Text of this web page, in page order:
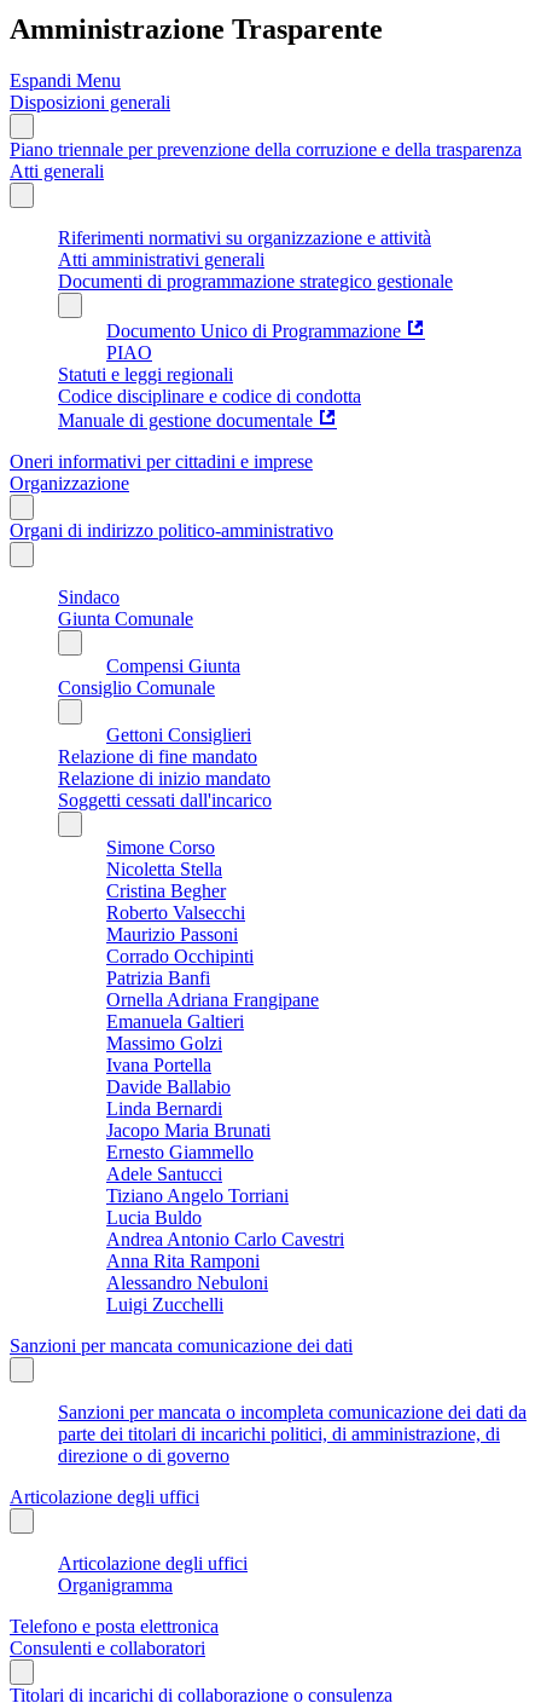
Amministrazione Trasparente
Espandi Menu
Disposizioni generali
Piano triennale per prevenzione della corruzione e della trasparenza
Atti generali
Riferimenti normativi su organizzazione e attività
Atti amministrativi generali
Documenti di programmazione strategico gestionale
Documento Unico di Programmazione
PIAO
Statuti e leggi regionali
Codice disciplinare e codice di condotta
Manuale di gestione documentale
Oneri informativi per cittadini e imprese
Organizzazione
Organi di indirizzo politico-amministrativo
Sindaco
Giunta Comunale
Compensi Giunta
Consiglio Comunale
Gettoni Consiglieri
Relazione di fine mandato
Relazione di inizio mandato
Soggetti cessati dall'incarico
Simone Corso
Nicoletta Stella
Cristina Begher
Roberto Valsecchi
Maurizio Passoni
Corrado Occhipinti
Patrizia Banfi
Ornella Adriana Frangipane
Emanuela Galtieri
Massimo Golzi
Ivana Portella
Davide Ballabio
Linda Bernardi
Jacopo Maria Brunati
Ernesto Giammello
Adele Santucci
Tiziano Angelo Torriani
Lucia Buldo
Andrea Antonio Carlo Cavestri
Anna Rita Ramponi
Alessandro Nebuloni
Luigi Zucchelli
Sanzioni per mancata comunicazione dei dati
Sanzioni per mancata o incompleta comunicazione dei dati da
parte dei titolari di incarichi politici, di amministrazione, di
direzione o di governo
Articolazione degli uffici
Articolazione degli uffici
Organigramma
Telefono e posta elettronica
Consulenti e collaboratori
Titolari di incarichi di collaborazione o consulenza